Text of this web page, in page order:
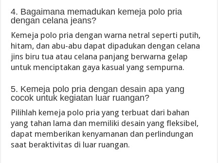
4. Bagaimana memadukan kemeja polo pria
dengan celana jeans?
Kemeja polo pria dengan warna netral seperti putih,
hitam, dan abu-abu dapat dipadukan dengan celana
jins biru tua atau celana panjang berwarna gelap
untuk menciptakan gaya kasual yang sempurna.
5. Kemeja polo pria dengan desain apa yang
cocok untuk kegiatan luar ruangan?
Pilihlah kemeja polo pria yang terbuat dari bahan
yang tahan lama dan memiliki desain yang fleksibel,
dapat memberikan kenyamanan dan perlindungan
saat beraktivitas di luar ruangan.